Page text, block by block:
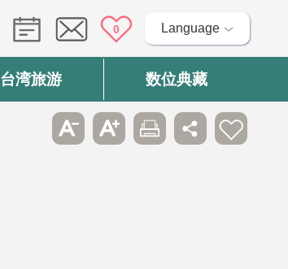
0 Language
台湾旅游 数位典藏